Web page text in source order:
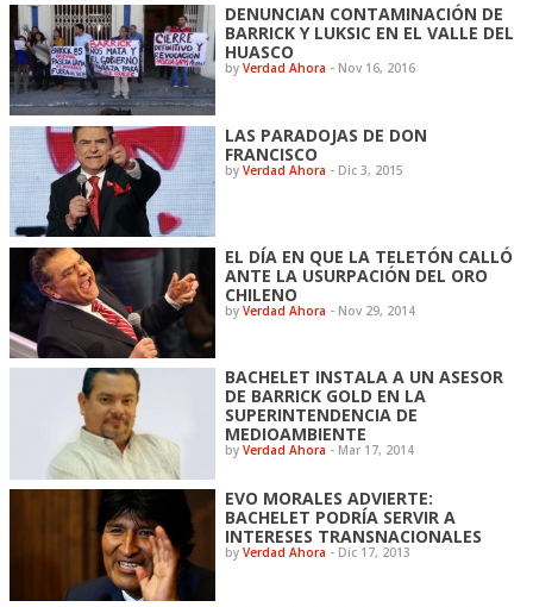
DENUNCIAN CONTAMINACIÓN DE
BARRICK Y LUKSIC EN EL VALLE DEL
HUASCO
byVerdad Ahora - Nov 16, 2016
LAS PARADOJAS DE DON
FRANCISCO
byVerdad Ahora - Dic 3, 2015
EL DÍA EN QUE LA TELETÓN CALLÓ
ANTE LA USURPACIÓN DEL ORO
CHILENO
byVerdad Ahora - Nov 29, 2014
BACHELET INSTALA A UN ASESOR
DE BARRICK GOLD EN LA
SUPERINTENDENCIA DE
MEDIOAMBIENTE
byVerdad Ahora - Mar 17, 2014
EVO MORALES ADVIERTE:
BACHELET PODRÍA SERVIR A
INTERESES TRANSNACIONALES
byVerdad Ahora - Dic 17, 2013